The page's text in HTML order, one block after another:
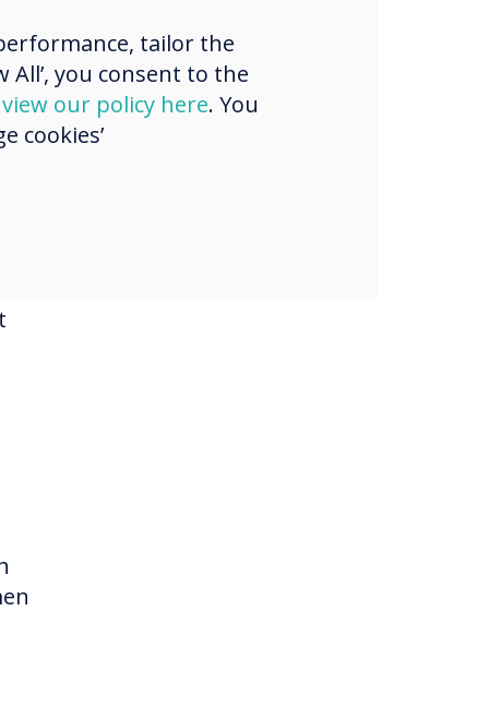
tailor the
All’, you consent to the
view our policy here. You
cookies’